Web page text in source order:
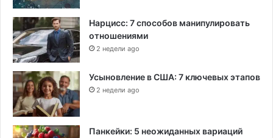
Нарцисс: 7 способов манипулировать
отношениями
2 недели ago
Усыновление в США: 7 ключевых этапов
2 недели ago
Панкейки: 5 неожиданных вариаций